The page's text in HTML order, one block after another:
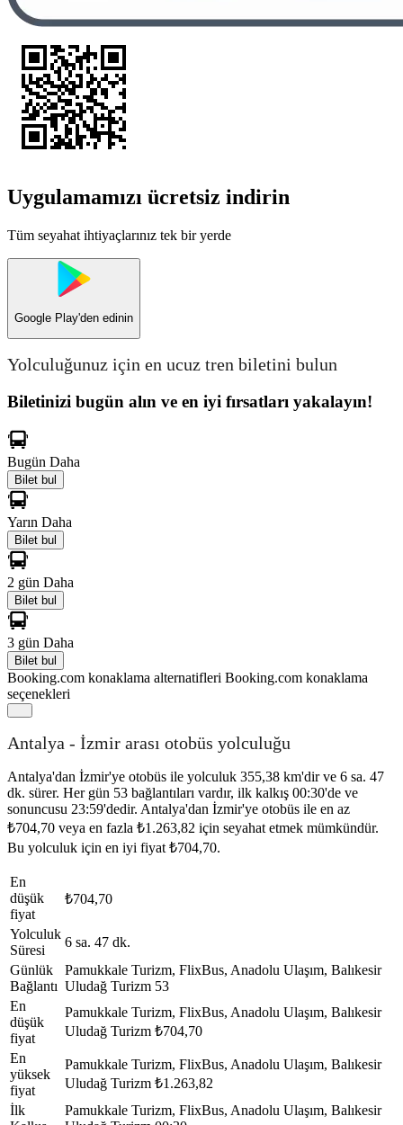
Uygulamamızı ücretsiz indirin
Tüm seyahat ihtiyaçlarınız tek bir yerde
Google Play'den edinin
Yolculuğunuz için en ucuz tren biletini bulun
Biletinizi bugün alın ve en iyi fırsatları yakalayın!
Bugün Daha
Bilet bul
Yarın Daha
Bilet bul
2 gün Daha
Bilet bul
3 gün Daha
Bilet bul
Booking.com konaklama alternatifleri Booking.com konaklama
seçenekleri
Antalya - İzmir arası otobüs yolculuğu
Antalya'dan İzmir'ye otobüs ile yolculuk 355,38 km'dir ve 6 sa. 47
dk. sürer. Her gün 53 bağlantıları vardır, ilk kalkış 00:30'de ve
sonuncusu 23:59'dedir. Antalya'dan İzmir'ye otobüs ile en az
₺704,70 veya en fazla ₺1.263,82 için seyahat etmek mümkündür.
Bu yolculuk için en iyi fiyat ₺704,70.
En
düşük
fiyat
₺704,70
Yolculuk
Süresi
6 sa. 47 dk.
Günlük
Bağlantı
Pamukkale Turizm, FlixBus, Anadolu Ulaşım, Balıkesir
Uludağ Turizm 53
En
düşük
fiyat
Pamukkale Turizm, FlixBus, Anadolu Ulaşım, Balıkesir
Uludağ Turizm ₺704,70
En
yüksek
fiyat
Pamukkale Turizm, FlixBus, Anadolu Ulaşım, Balıkesir
Uludağ Turizm ₺1.263,82
İlk
Pamukkale Turizm, FlixBus, Anadolu Ulaşım, Balıkesir